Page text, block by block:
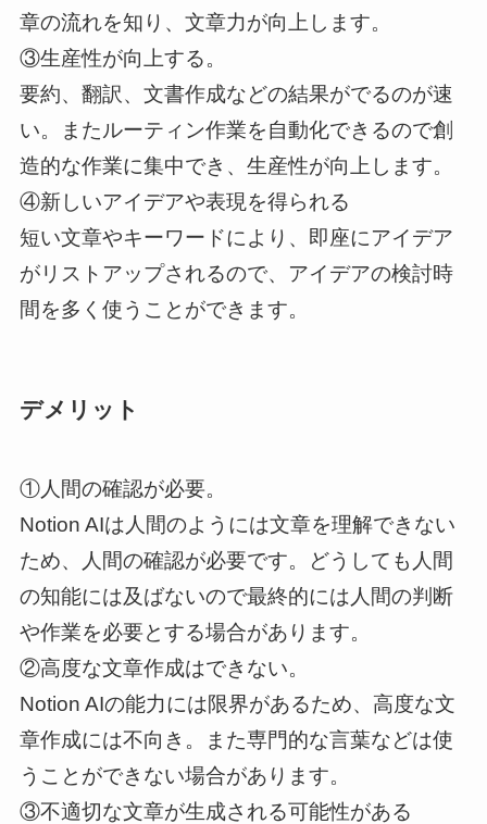
章の流れを知り、文章力が向上します。
③生産性が向上する。
要約、翻訳、文書作成などの結果がでるのが速
い。またルーティン作業を自動化できるので創
造的な作業に集中でき、生産性が向上します。
④新しいアイデアや表現を得られる
短い文章やキーワードにより、即座にアイデア
がリストアップされるので、アイデアの検討時
間を多く使うことができます。
デメリット
①人間の確認が必要。
Notion AIは人間のようには文章を理解できない
ため、人間の確認が必要です。どうしても人間
の知能には及ばないので最終的には人間の判断
や作業を必要とする場合があります。
②高度な文章作成はできない。
Notion AIの能力には限界があるため、高度な文
章作成には不向き。また専門的な言葉などは使
うことができない場合があります。
③不適切な文章が生成される可能性がある